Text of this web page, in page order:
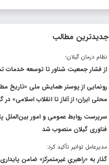
جدیدترین مطالب
نظام درمان گیلان؛
از فشار جمعیت شناور تا توسعه
رونمایی از پوستر همایش ملی «تاریخ
محلی ایران؛ از آغاز تا انقلاب اسلامی» در
سرپرست روابط عمومی و امور بین‌الملل
فناوری گیلان منصوب شد
مدیرعامل توانیر تأکید کرد:
گذار به «راهبریِ غیرمتمرکز» ضامن